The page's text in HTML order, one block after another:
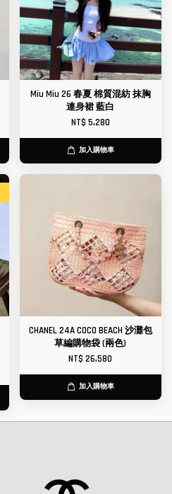
Miu Miu 26 春夏 棉質混紡 抹胸
連身裙 藍白
NT$ 5,280
加入購物車
CHANEL 24A COCO BEACH 沙灘包
草編購物袋 (兩色)
NT$ 26,580
加入購物車